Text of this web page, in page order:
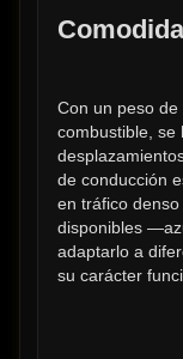
Con un peso de
combustible, se
de conducción
en tráfico
disponibles
adaptarlo a
su carácter